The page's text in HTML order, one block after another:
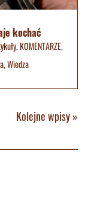
kochać
,KOMENTARZE,
,Wiedza
Kolejne wpisy »